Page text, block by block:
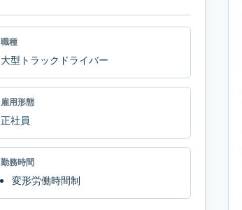
職種
大型トラックドライバー
雇用形態
正社員
勤務時間
変形労働時間制